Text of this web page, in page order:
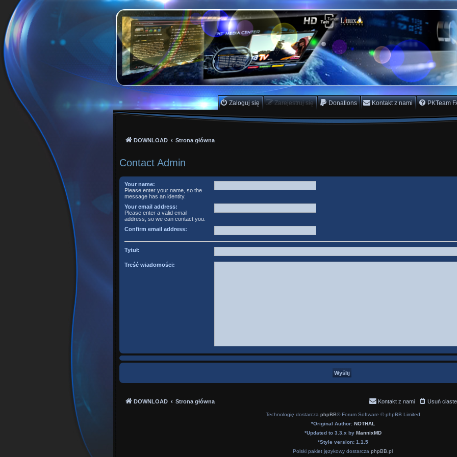
PKTeam - Polish Koders Team
Hyperion, Enigma, E2, PKT, listy kanałów, oscam
Zaloguj się Zarejestruj się Donations Kontakt z nami PKTeam
DOWNLOAD Strona główna
Contact Admin
Your name:
Please enter your name, so the
message has an identity.
Your email address:
Please enter a valid email
address, so we can contact you.
Confirm email address:
Tytuł:
Treść wiadomości:
DOWNLOAD Strona główna Usuń
Kontakt z nami
Technologię dostarcza phpBB® Forum Software © phpBB Limited
*Original Author: NOTHAL
*Updated to 3.3.x by MannixMD
*Style version: 1.1.5
Polski pakiet językowy dostarcza phpBB.pl